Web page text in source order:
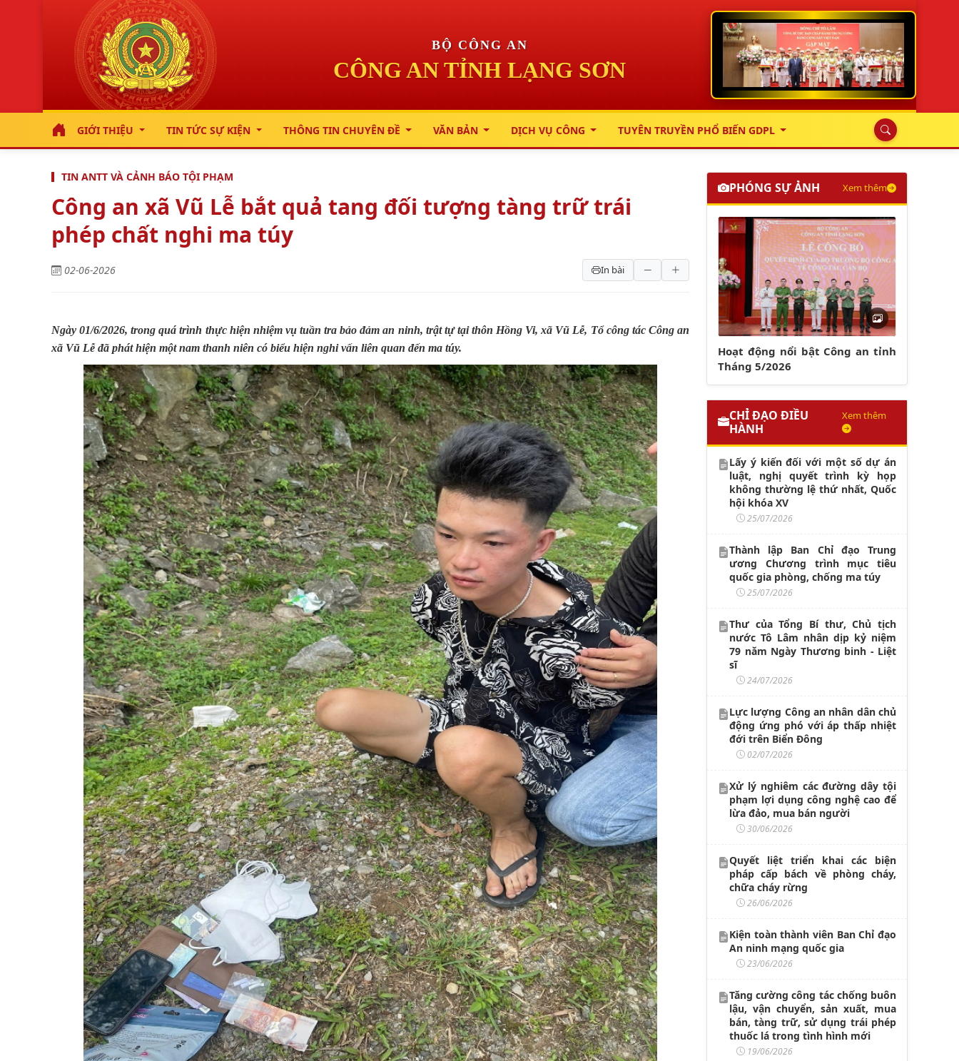
BỘ CÔNG AN
CÔNG AN TỈNH LẠNG SƠN
GIỚI THIỆU TIN TỨC SỰ KIỆN THÔNG TIN CHUYÊN ĐỀ VĂN BẢN DỊCH VỤ CÔNG TUYÊN TRUYỀN PHỔ BIẾN GDPL
TIN ANTT VÀ CẢNH BÁO TỘI PHẠM
Công an xã Vũ Lễ bắt quả tang đối tượng tàng trữ trái
phép chất nghi ma túy
02-06-2026 In bài
Ngày 01/6/2026, trong quá trình thực hiện nhiệm vụ tuần tra bảo đảm an ninh, trật tự tại thôn Hồng Vi, xã Vũ Lễ, Tổ công tác Công an
xã Vũ Lễ đã phát hiện một nam thanh niên có biểu hiện nghi vấn liên quan đến ma túy.
PHÓNG SỰ ẢNH Xem thêm
Hoạt động nổi bật Công an tỉnh
Tháng 5/2026
CHỈ ĐẠO ĐIỀU
HÀNH
Xem thêm
Lấy ý kiến đối với một số dự án
luật, nghị quyết trình kỳ họp
không thường lệ thứ nhất, Quốc
hội khóa XV
25/07/2026
Thành lập Ban Chỉ đạo Trung
ương Chương trình mục tiêu
quốc gia phòng, chống ma túy
25/07/2026
Thư của Tổng Bí thư, Chủ tịch
nước Tô Lâm nhân dịp kỷ niệm
79 năm Ngày Thương binh - Liệt
sĩ
24/07/2026
Lực lượng Công an nhân dân chủ
động ứng phó với áp thấp nhiệt
đới trên Biển Đông
02/07/2026
Xử lý nghiêm các đường dây tội
phạm lợi dụng công nghệ cao để
lừa đảo, mua bán người
30/06/2026
Quyết liệt triển khai các biện
pháp cấp bách về phòng cháy,
chữa cháy rừng
26/06/2026
Kiện toàn thành viên Ban Chỉ đạo
An ninh mạng quốc gia
23/06/2026
Tăng cường công tác chống buôn
lậu, vận chuyển, sản xuất, mua
bán, tàng trữ, sử dụng trái phép
thuốc lá trong tình hình mới
19/06/2026